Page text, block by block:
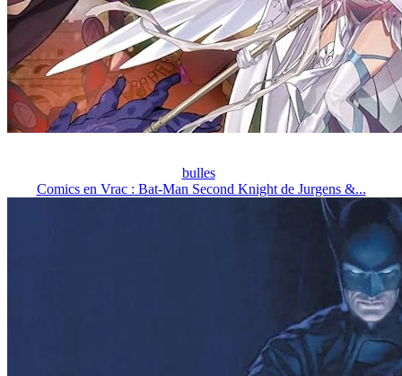
bulles
Comics en Vrac : Bat-Man Second Knight de Jurgens &...